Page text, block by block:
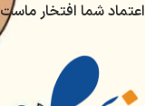
اعتماد شما افتخار ماست